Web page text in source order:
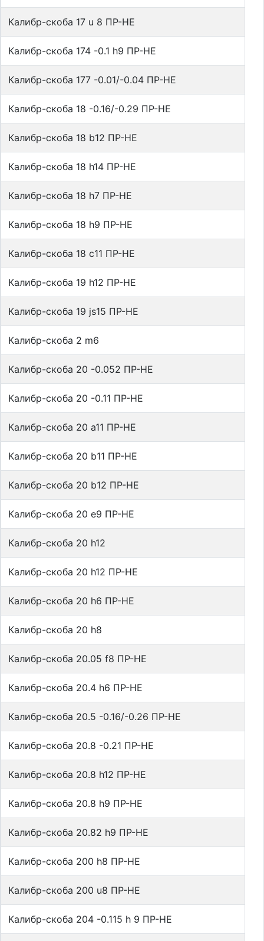
Калибр-скоба 17 u 8 ПР-НЕ
Калибр-скоба 174 -0.1 h9 ПР-НЕ
Калибр-скоба 177 -0.01/-0.04 ПР-НЕ
Калибр-скоба 18 -0.16/-0.29 ПР-НЕ
Калибр-скоба 18 b12 ПР-НЕ
Калибр-скоба 18 h14 ПР-НЕ
Калибр-скоба 18 h7 ПР-НЕ
Калибр-скоба 18 h9 ПР-НЕ
Калибр-скоба 18 с11 ПР-НЕ
Калибр-скоба 19 h12 ПР-НЕ
Калибр-скоба 19 js15 ПР-НЕ
Калибр-скоба 2 m6
Калибр-скоба 20 -0.052 ПР-НЕ
Калибр-скоба 20 -0.11 ПР-НЕ
Калибр-скоба 20 a11 ПР-НЕ
Калибр-скоба 20 b11 ПР-НЕ
Калибр-скоба 20 b12 ПР-НЕ
Калибр-скоба 20 e9 ПР-НЕ
Калибр-скоба 20 h12
Калибр-скоба 20 h12 ПР-НЕ
Калибр-скоба 20 h6 ПР-НЕ
Калибр-скоба 20 h8
Калибр-скоба 20.05 f8 ПР-НЕ
Калибр-скоба 20.4 h6 ПР-НЕ
Калибр-скоба 20.5 -0.16/-0.26 ПР-НЕ
Калибр-скоба 20.8 -0.21 ПР-НЕ
Калибр-скоба 20.8 h12 ПР-НЕ
Калибр-скоба 20.8 h9 ПР-НЕ
Калибр-скоба 20.82 h9 ПР-НЕ
Калибр-скоба 200 h8 ПР-НЕ
Калибр-скоба 200 u8 ПР-НЕ
Калибр-скоба 204 -0.115 h 9 ПР-НЕ